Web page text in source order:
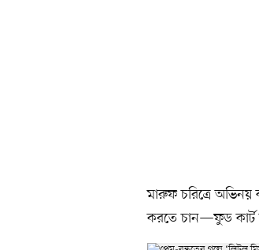
মারুফ চরিত্রে অভিনয়
করতে চান—ফুড কার্ট